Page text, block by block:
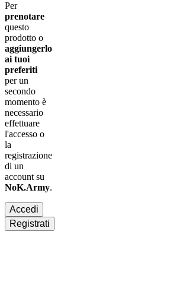
Per
prenotare
questo
prodotto o
aggiungerlo
ai tuoi
preferiti
per un
secondo
momento è
necessario
effettuare
l'accesso o
la
registrazione
di un
account su
NoK.Army.
Accedi
Registrati